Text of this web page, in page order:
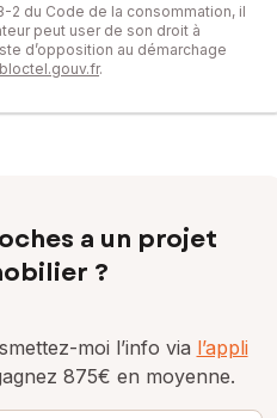
2 du Code de la consommation, il
peut user de son droit à
d’opposition au démarchage
.
a un projet
?
moi l’info via l’appli
875€ en moyenne.